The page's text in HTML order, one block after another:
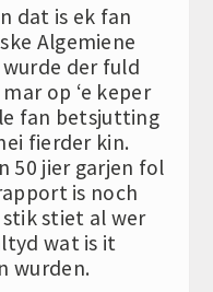
dat is ek fan
Algemiene
der fuld
op ‘e keper
fan betsjutting
fierder kin.
50 jier garjen fol
is noch
stiet al wer
wat is it
wurden.